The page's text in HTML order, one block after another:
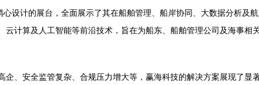
设计的展台，全面展示了其在船舶管理、船岸协同、大数据分析及
计算及人工智能等前沿技术，旨在为船东、船舶管理公司及海事相
、安全监管复杂、合规压力增大等，赢海科技的解决方案展现了显